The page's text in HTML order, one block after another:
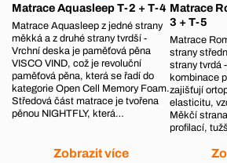
Matrace Aquasleep T-2 + T-4
Matrace Aquasleep z jedné strany
měkká a z druhé strany tvrdší -
Vrchní deska je paměťová pěna
VISCO VIND, což je revoluční
paměťová pěna, která se řadí do
kategorie Open Cell Memory Foam.
Středová část matrace je tvořena
pěnou NIGHTFLY, která…
Zobrazit více
Matrace
3 + T-5
Matrace
strany
strany tvrdá
kombinace
zajišťují
elasticitu,
Měkčí
profilací,